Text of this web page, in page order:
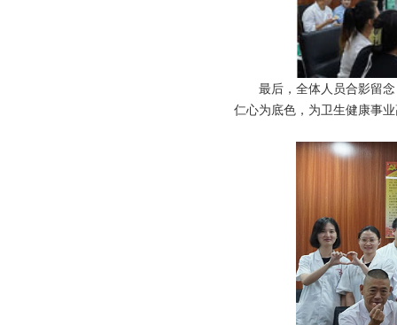
最后，全体人员合影留
仁心为底色，为卫生健康事